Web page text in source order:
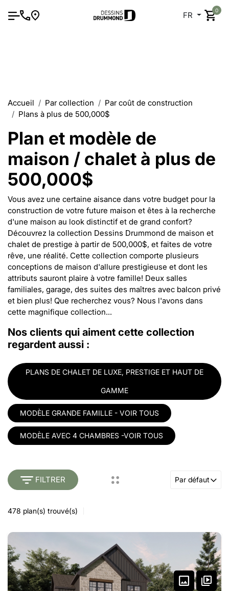
FR
0
Accueil Par collection
Par coût de construction
Plans à plus de 500,000$
Plan et modèle de
maison / chalet à plus de
500,000$
Vous avez une certaine aisance dans votre budget pour la
construction de votre future maison et êtes à la recherche
d'une maison au look distinctif et de grand confort?
Découvrez la collection Dessins Drummond de maison et
chalet de prestige à partir de 500,000$, et faites de votre
rêve, une réalité. Cette collection comporte plusieurs
conceptions de maison d'allure prestigieuse et dont les
attributs sauront plaire à votre famille! Deux salles
familiales, garage, des suites des maîtres avec balcon privé
et bien plus! Que recherchez vous? Nous l'avons dans
cette magnifique collection...
Nos clients qui aiment cette collection
regardent aussi :
PLANS DE CHALET DE LUXE, PRESTIGE ET HAUT DE
GAMME
MODÈLE GRANDE FAMILLE - VOIR TOUS
MODÈLE AVEC 4 CHAMBRES -VOIR TOUS
FILTRER Par défaut
478 plan(s) trouvé(s)